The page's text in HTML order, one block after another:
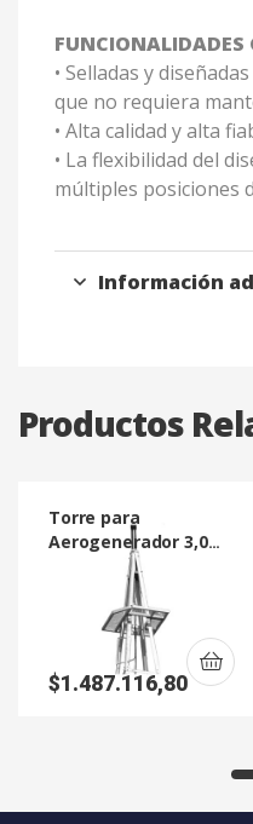
FUNCIONALIDADES
• Selladas y
que no requiera
• Alta calidad y alta
• La flexibilidad del
múltiples posiciones
Información
Productos
Torre para
Aerogenerador 3,05
$1.487.116,80